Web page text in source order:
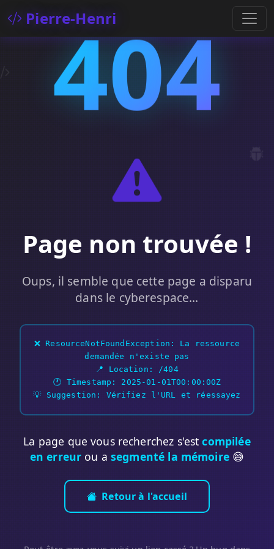
Pierre-Henri
404
Page non trouvée !
Oups, il semble que cette page a disparu
dans le cyberespace...
❌ ResourceNotFoundException: La ressource
demandée n'existe pas
📍 Location: /404
🕐 Timestamp: 2025-01-01T00:00:00Z
💡 Suggestion: Vérifiez l'URL et réessayez
La page que vous recherchez s'estcompilée
en erreur ou asegmenté la mémoire😅
Retour à l'accueil